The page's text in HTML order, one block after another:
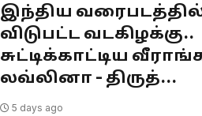
இந்திய
விடுபட்ட வடகிழக்கு..
சுட்டிக்காட்டிய
லவ்லினா - திருத்...
5 days ago